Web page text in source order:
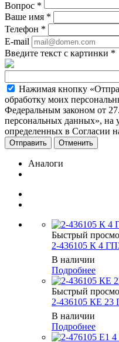
Вопрос *
Ваше имя *
Телефон *
E-mail
Введите текст с картинки *
Нажимая кнопку
обработку моих
Федеральным законом от
персональных данных», на
определенных в Согласии
Отменить
Аналоги
Быстрый
2-436105 К 4
В наличии
Подробнее
Быстрый
2-436105 КЕ 23
В наличии
Подробнее